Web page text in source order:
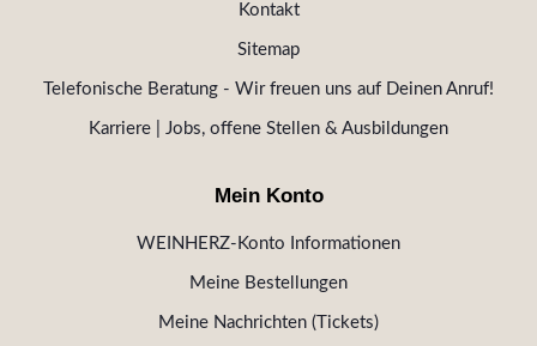
Kontakt
Sitemap
Telefonische Beratung - Wir freuen uns auf Deinen Anruf!
Karriere | Jobs, offene Stellen & Ausbildungen
Mein Konto
WEINHERZ-Konto Informationen
Meine Bestellungen
Meine Nachrichten (Tickets)